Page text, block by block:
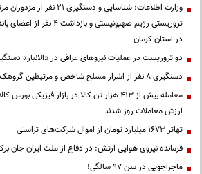
وزارت اطلاعات: شناسایی و
تروریستی رژیم صهیونیستی
در استان کرمان
دو تروریست در عملیات نیروهای عراقی در «الانبار»
دستگیری ۸ نفر از اشرار مسلح شاخص و مرتبطین گروهک‌های تروریستی
معامله بیش از ۴۱۳ هزار تن کالا در بازار
ارزش معاملات روز شدند
تهاتر ۱۶۷۳ میلیارد تومان از اموال شرکت‌های تراستی
فرمانده نیروی هوایی ارتش: در دفاع از ملت ایران جان
ماجراجویی در سن ۹۷ سالگی!